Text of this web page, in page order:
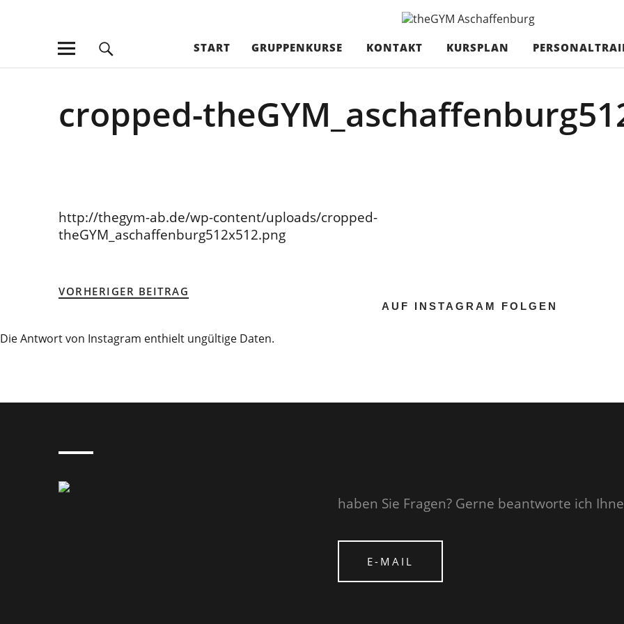
theGYM Aschaffenburg
START GRUPPENKURSE KONTAKT KURSPLAN
cropped-
http://thegym-ab.de/wp-content/uploads/cropped-
theGYM_aschaffenburg512x512.png
VORHERIGER BEITRAG
Die Antwort von Instagram enthielt ungültige Daten.
AUF INSTAGRAM FOLGEN
haben Sie Fragen? Gerne beantworte ich
E-MAIL